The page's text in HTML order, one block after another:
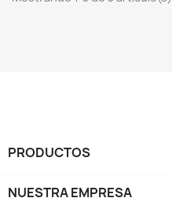
PRODUCTOS
NUESTRA EMPRESA